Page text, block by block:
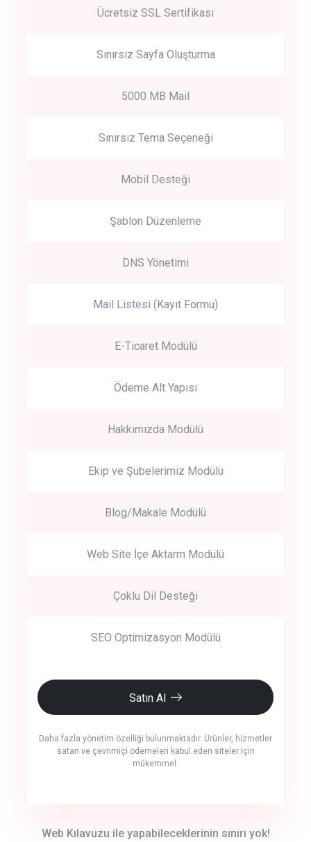
Start by trying our service for 30 days free trial no credit card
Ücretsiz SSL Sertifikası
Sınırsız Sayfa Oluşturma
5000 MB Mail
Sınırsız Tema Seçeneği
Mobil Desteği
Şablon Düzenleme
DNS Yönetimi
Mail Listesi (Kayıt Formu)
E-Ticaret Modülü
Ödeme Alt Yapısı
Hakkımızda Modülü
Ekip ve Şubelerimiz Modülü
Blog/Makale Modülü
Web Site İçe Aktarm Modülü
Çoklu Dil Desteği
SEO Optimizasyon Modülü
Satın Al
Daha fazla yönetim özelliği bulunmaktadır. Ürünler, hizmetler
satan ve çevrimiçi ödemeleri kabul eden siteler için
mükemmel.
Web Kılavuzu ile yapabileceklerinin sınırı yok!